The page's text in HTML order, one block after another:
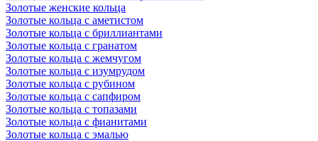
Золотые женские кольца
Золотые кольца с аметистом
Золотые кольца с бриллиантами
Золотые кольца с гранатом
Золотые кольца с жемчугом
Золотые кольца с изумрудом
Золотые кольца с рубином
Золотые кольца с сапфиром
Золотые кольца с топазами
Золотые кольца с фианитами
Золотые кольца с эмалью